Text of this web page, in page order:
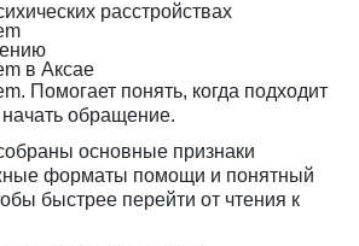
расстройствах
в Аксае
Помогает понять, когда подходит
начать обращение.
основные признаки
форматы помощи и понятный
быстрее перейти от чтения к